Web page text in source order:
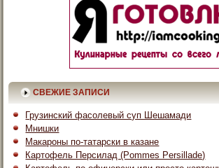
СВЕЖИЕ ЗАПИСИ
Грузинский фасолевый суп Шешамади
Мнишки
Макароны по-татарски в казане
Картофель Персилад (Pommes Persillade)